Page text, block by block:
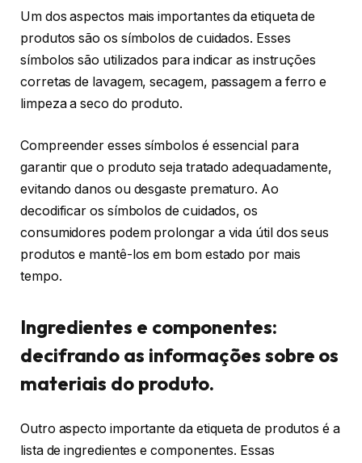
Um dos aspectos mais importantes da etiqueta de
produtos são os símbolos de cuidados. Esses
símbolos são utilizados para indicar as instruções
corretas de lavagem, secagem, passagem a ferro e
limpeza a seco do produto.
Compreender esses símbolos é essencial para
garantir que o produto seja tratado adequadamente,
evitando danos ou desgaste prematuro. Ao
decodificar os símbolos de cuidados, os
consumidores podem prolongar a vida útil dos seus
produtos e mantê-los em bom estado por mais
tempo.
Ingredientes e componentes:
decifrando as informações sobre os
materiais do produto.
Outro aspecto importante da etiqueta de produtos é a
lista de ingredientes e componentes. Essas